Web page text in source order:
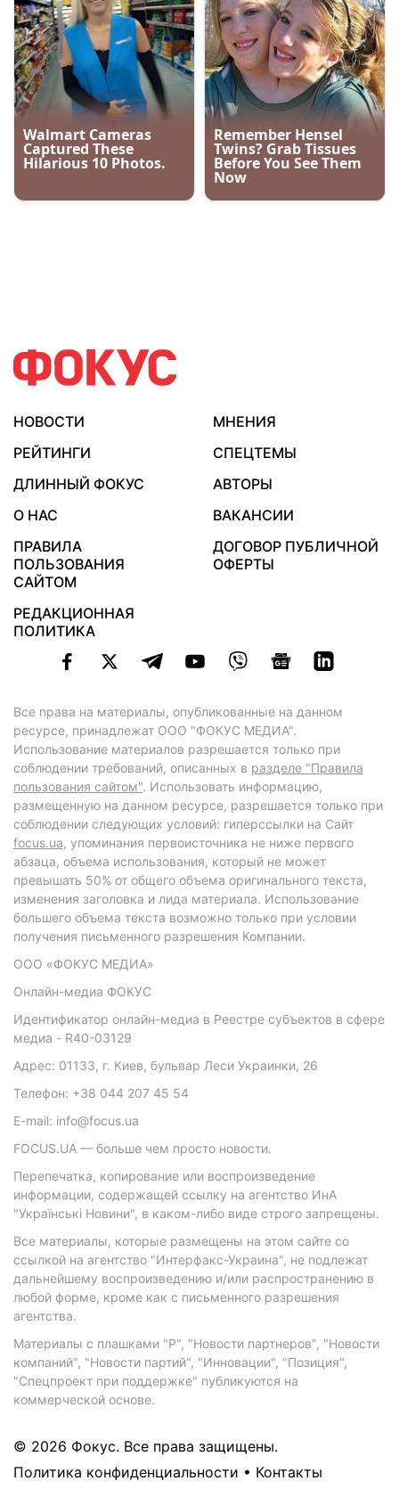
НОВОСТИ
МНЕНИЯ
РЕЙТИНГИ
СПЕЦТЕМЫ
ДЛИННЫЙ ФОКУС
АВТОРЫ
О НАС
ВАКАНСИИ
ПРАВИЛА
ПОЛЬЗОВАНИЯ
САЙТОМ
ДОГОВОР ПУБЛИЧНОЙ
ОФЕРТЫ
РЕДАКЦИОННАЯ
ПОЛИТИКА
Все права на материалы, опубликованные на данном
ресурсе, принадлежат ООО "ФОКУС МЕДИА".
Использование материалов разрешается только при
соблюдении требований, описанных в разделе "Правила
пользования сайтом". Использовать информацию,
размещенную на данном ресурсе, разрешается только при
соблюдении следующих условий: гиперссылки на Сайт
focus.ua, упоминания первоисточника не ниже первого
абзаца, объема использования, который не может
превышать 50% от общего объема оригинального текста,
изменения заголовка и лида материала. Использование
большего объема текста возможно только при условии
получения письменного разрешения Компании.
ООО «ФОКУС МЕДИА»
Онлайн-медиа ФОКУС
Идентификатор онлайн-медиа в Реестре субъектов в сфере
медиа - R40-03129
Адрес: 01133, г. Киев, бульвар Леси Украинки, 26
Телефон: +38 044 207 45 54
E-mail: info@focus.ua
FOCUS.UA — больше чем просто новости.
Перепечатка, копирование или воспроизведение
информации, содержащей ссылку на агентство ИнА
"Українські Новини", в каком-либо виде строго запрещены.
Все материалы, которые размещены на этом сайте со
ссылкой на агентство "Интерфакс-Украина", не подлежат
дальнейшему воспроизведению и/или распространению в
любой форме, кроме как с письменного разрешения
агентства.
Материалы с плашками "Р", "Новости партнеров", "Новости
компаний", "Новости партий", "Инновации", "Позиция",
"Спецпроект при поддержке" публикуются на
коммерческой основе.
© 2026 Фокус. Все права защищены.
Политика конфиденциальности • Контакты